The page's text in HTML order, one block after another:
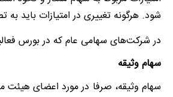
شود. هرگونه تغییری در امتیازات باید
در شرکت‌های سهامی عام که در بورس
سهام وثیقه
سهام وثیقه، صرفا در مورد اعضای